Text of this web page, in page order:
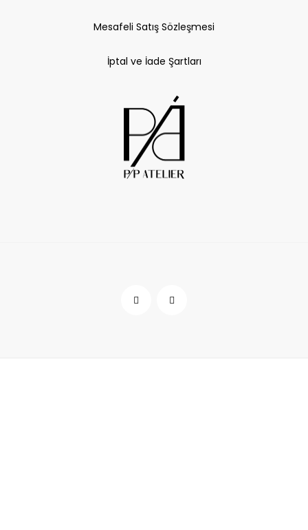
Mesafeli Satış Sözleşmesi
İptal ve İade Şartları